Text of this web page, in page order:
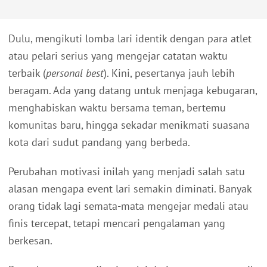
Dulu, mengikuti lomba lari identik dengan para atlet
atau pelari serius yang mengejar catatan waktu
terbaik (personal best). Kini, pesertanya jauh lebih
beragam. Ada yang datang untuk menjaga kebugaran,
menghabiskan waktu bersama teman, bertemu
komunitas baru, hingga sekadar menikmati suasana
kota dari sudut pandang yang berbeda.
Perubahan motivasi inilah yang menjadi salah satu
alasan mengapa event lari semakin diminati. Banyak
orang tidak lagi semata-mata mengejar medali atau
finis tercepat, tetapi mencari pengalaman yang
berkesan.